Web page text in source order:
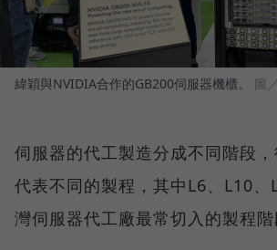
緯穎與NVIDIA合作的GB200伺服器機櫃。 圖
伺服器的代工製造分成不同階段
代表不同的製程，其中L6、L10、
灣伺服器代工廠最常切入的製程階